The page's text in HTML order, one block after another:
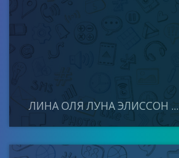
ЛИНА ОЛЯ ЛУНА ЭЛИССОН ...